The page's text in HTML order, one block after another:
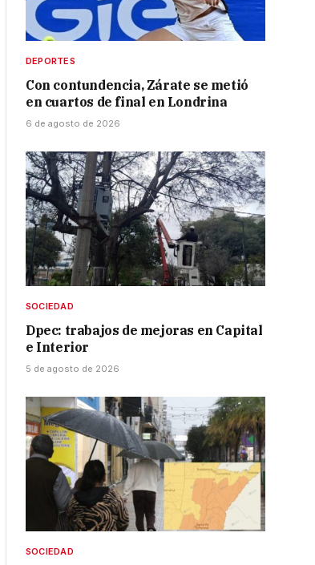
DEPORTES
Con contundencia, Zárate se metió
en cuartos de final en Londrina
6 de agosto de 2026
SOCIEDAD
Dpec: trabajos de mejoras en Capital
e Interior
5 de agosto de 2026
SOCIEDAD